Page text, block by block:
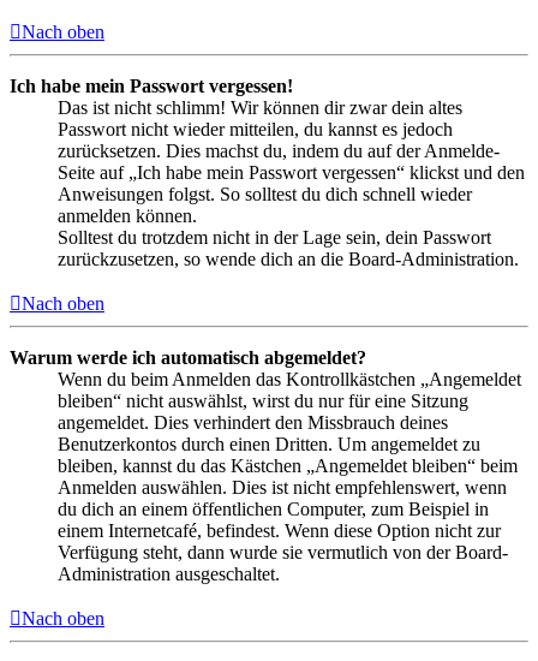
Nach oben
Ich habe mein Passwort vergessen!
Das ist nicht schlimm! Wir können dir zwar dein altes
Passwort nicht wieder mitteilen, du kannst es jedoch
zurücksetzen. Dies machst du, indem du auf der Anmelde-
Seite auf „Ich habe mein Passwort vergessen“ klickst und den
Anweisungen folgst. So solltest du dich schnell wieder
anmelden können.
Solltest du trotzdem nicht in der Lage sein, dein Passwort
zurückzusetzen, so wende dich an die Board-Administration.
Nach oben
Warum werde ich automatisch abgemeldet?
Wenn du beim Anmelden das Kontrollkästchen „Angemeldet
bleiben“ nicht auswählst, wirst du nur für eine Sitzung
angemeldet. Dies verhindert den Missbrauch deines
Benutzerkontos durch einen Dritten. Um angemeldet zu
bleiben, kannst du das Kästchen „Angemeldet bleiben“ beim
Anmelden auswählen. Dies ist nicht empfehlenswert, wenn
du dich an einem öffentlichen Computer, zum Beispiel in
einem Internetcafé, befindest. Wenn diese Option nicht zur
Verfügung steht, dann wurde sie vermutlich von der Board-
Administration ausgeschaltet.
Nach oben